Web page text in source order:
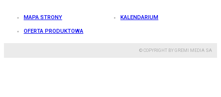
MAPA STRONY KALENDARIUM
OFERTA PRODUKTOWA
© COPYRIGHT BY GREMI MEDIA SA